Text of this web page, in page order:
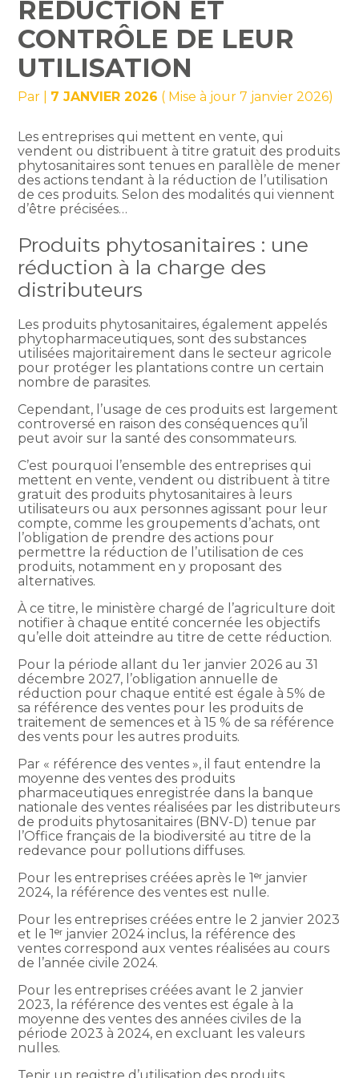
RÉDUCTION ET
CONTRÔLE DE LEUR
UTILISATION
Par 7 JANVIER 2026 ( Mise à jour 7 janvier 2026)
Les entreprises qui mettent en vente, qui
vendent ou distribuent à titre gratuit des produits
phytosanitaires sont tenues en parallèle de mener
des actions tendant à la réduction de l’utilisation
de ces produits. Selon des modalités qui viennent
d’être précisées…
Produits phytosanitaires : une
réduction à la charge des
distributeurs
Les produits phytosanitaires, également appelés
phytopharmaceutiques, sont des substances
utilisées majoritairement dans le secteur agricole
pour protéger les plantations contre un certain
nombre de parasites.
Cependant, l’usage de ces produits est largement
controversé en raison des conséquences qu’il
peut avoir sur la santé des consommateurs.
C’est pourquoi l’ensemble des entreprises qui
mettent en vente, vendent ou distribuent à titre
gratuit des produits phytosanitaires à leurs
utilisateurs ou aux personnes agissant pour leur
compte, comme les groupements d’achats, ont
l’obligation de prendre des actions pour
permettre la réduction de l’utilisation de ces
produits, notamment en y proposant des
alternatives.
À ce titre, le ministère chargé de l’agriculture doit
notifier à chaque entité concernée les objectifs
qu’elle doit atteindre au titre de cette réduction.
Pour la période allant du 1er janvier 2026 au 31
décembre 2027, l’obligation annuelle de
réduction pour chaque entité est égale à 5% de
sa référence des ventes pour les produits de
traitement de semences et à 15 % de sa référence
des vents pour les autres produits.
Par « référence des ventes », il faut entendre la
moyenne des ventes des produits
pharmaceutiques enregistrée dans la banque
nationale des ventes réalisées par les distributeurs
de produits phytosanitaires (BNV-D) tenue par
l’Office français de la biodiversité au titre de la
redevance pour pollutions diffuses.
Pour les entreprises créées après le 1ᵉʳ janvier
2024, la référence des ventes est nulle.
Pour les entreprises créées entre le 2 janvier 2023
et le 1ᵉʳ janvier 2024 inclus, la référence des
ventes correspond aux ventes réalisées au cours
de l’année civile 2024.
Pour les entreprises créées avant le 2 janvier
2023, la référence des ventes est égale à la
moyenne des ventes des années civiles de la
période 2023 à 2024, en excluant les valeurs
nulles.
Tenir un registre d’utilisation des produits